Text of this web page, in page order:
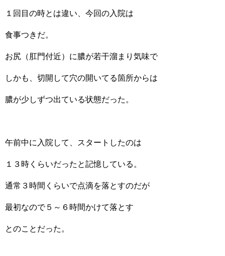
１回目の時とは違い、今回の入院は
食事つきだ。
お尻（肛門付近）に膿が若干溜まり気味で
しかも、切開して穴の開いてる箇所からは
膿が少しずつ出ている状態だった。
午前中に入院して、スタートしたのは
１３時くらいだったと記憶している。
通常３時間くらいで点滴を落とすのだが
最初なので５～６時間かけて落とす
とのことだった。